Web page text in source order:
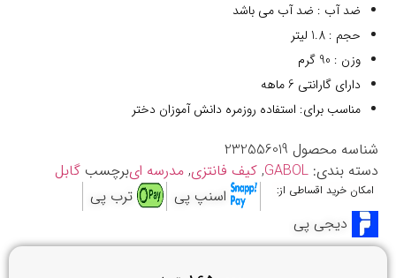
ضد آب : ضد آب می باشد
حجم : 1.8 لیتر
وزن : 90 گرم
دارای گارانتی 6 ماهه
مناسب برای: استفاده روزمره دانش آموزان دختر
شناسه محصول 232556019
دسته بندی: GABOL
, کیف فانتزی, مدرسه ایبرچسب گابل
امکان خرید اقساطی از: اسنپ پی
ترب پی
دیجی پی